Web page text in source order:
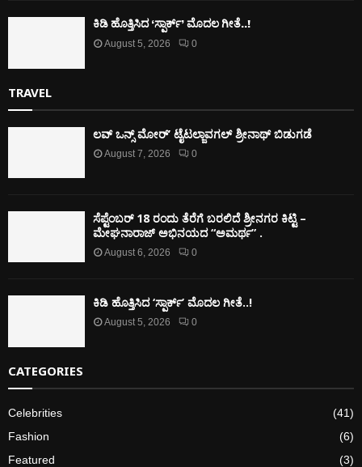
ಕಿಡಿ‌‌ ಹೊತ್ತಿಸಿದ ‘ಸ್ಪಾರ್ಕ್’ ಮೊದಲ‌ ಗೀತೆ..!
August 5, 2026 0
TRAVEL
ಲವ್ ಒನ್ಸ್ ಮೋರ್’ ಟೈಟಲ್ಜಾವಗಲ್ ಶ್ರೀನಾಥ್ ಬಿಡುಗಡೆ
August 7, 2026 0
ಸೆಪ್ಟೆಂಬರ್ 18 ರಂದು ತೆರೆಗೆ ಬರಲಿದೆ ಶ್ರೀನಗರ ಕಿಟ್ಟಿ –
ಮೇಘನಾರಾಜ್ ಅಭಿನಯದ “ಅಮರ್ಥ” .
August 6, 2026 0
ಕಿಡಿ‌‌ ಹೊತ್ತಿಸಿದ ‘ಸ್ಪಾರ್ಕ್’ ಮೊದಲ‌ ಗೀತೆ..!
August 5, 2026 0
CATEGORIES
Celebrities
(41)
Fashion
(6)
Featured
(3)